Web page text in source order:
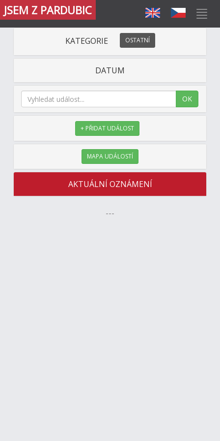
JSEM Z PARDUBIC
KATEGORIE OSTATNÍ
DATUM
OK
+ PŘIDAT UDÁLOST
MAPA UDÁLOSTÍ
AKTUÁLNÍ OZNÁMENÍ
---